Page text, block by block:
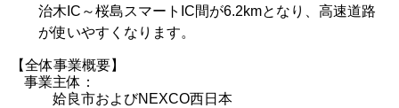
治木IC～桜島スマートIC間が6.2kmとなり、高速道路
が使いやすくなります。
【全体事業概要】
事業主体：
姶良市およびNEXCO西日本